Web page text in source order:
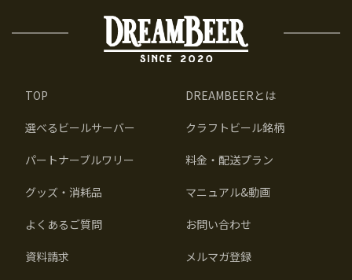
TOP DREAMBEERとは
選べるビールサーバー クラフトビール銘柄
パートナーブルワリー 料金・配送プラン
グッズ・消耗品 マニュアル&動画
よくあるご質問 お問い合わせ
資料請求 メルマガ登録